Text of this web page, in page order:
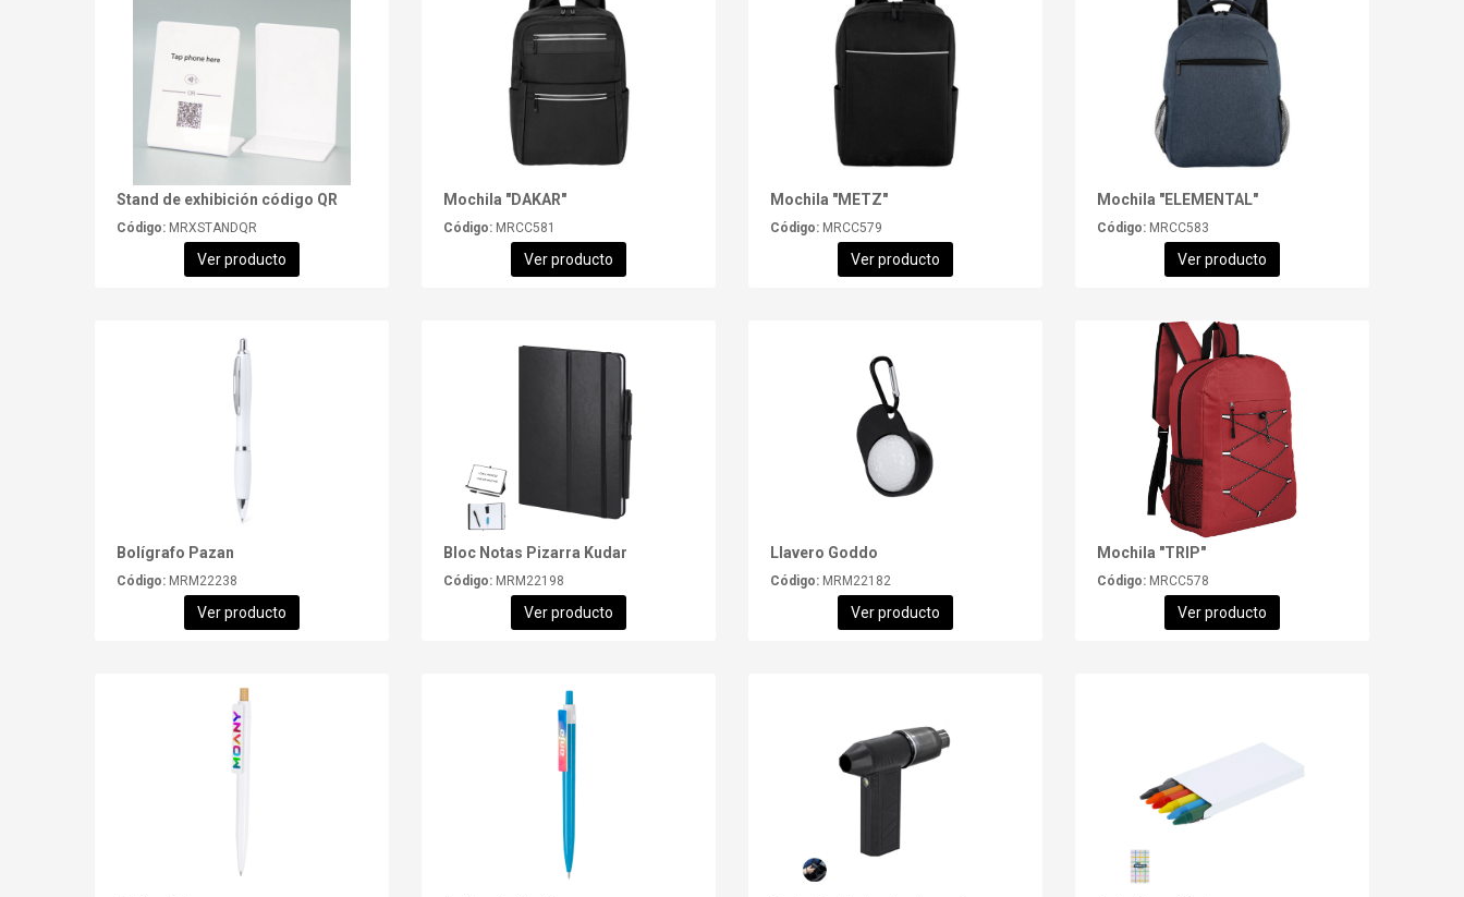
Stand de exhibición código QR
Código: MRXSTANDQR
Ver producto
Mochila "DAKAR"
Código: MRCC581
Ver producto
Mochila "METZ"
Código: MRCC579
Ver producto
Mochila "ELEMENTAL"
Código: MRCC583
Ver producto
Bolígrafo Pazan
Código: MRM22238
Ver producto
Bloc Notas Pizarra Kudar
Código: MRM22198
Ver producto
Llavero Goddo
Código: MRM22182
Ver producto
Mochila "TRIP"
Código: MRCC578
Ver producto